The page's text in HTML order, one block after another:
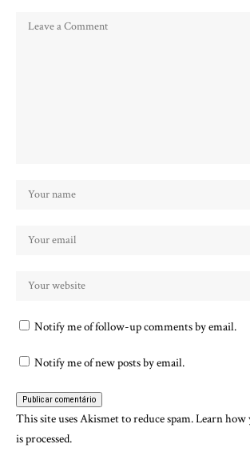
Notify me of follow-up comments by email.
Notify me of new posts by email.
This site uses Akismet to reduce spam.Learn how
is processed.